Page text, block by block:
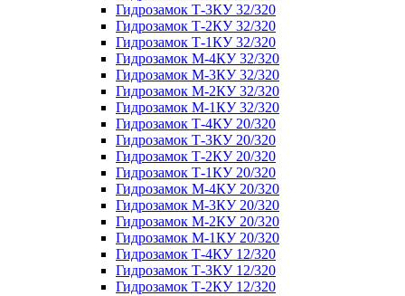
Гидрозамок Т-3КУ 32/320
Гидрозамок Т-2КУ 32/320
Гидрозамок Т-1КУ 32/320
Гидрозамок М-4КУ 32/320
Гидрозамок М-3КУ 32/320
Гидрозамок М-2КУ 32/320
Гидрозамок М-1КУ 32/320
Гидрозамок Т-4КУ 20/320
Гидрозамок Т-3КУ 20/320
Гидрозамок Т-2КУ 20/320
Гидрозамок Т-1КУ 20/320
Гидрозамок М-4КУ 20/320
Гидрозамок М-3КУ 20/320
Гидрозамок М-2КУ 20/320
Гидрозамок М-1КУ 20/320
Гидрозамок Т-4КУ 12/320
Гидрозамок Т-3КУ 12/320
Гидрозамок Т-2КУ 12/320